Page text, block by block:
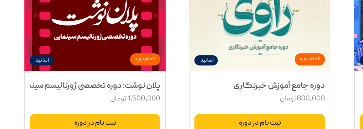
اساتید اتمام دوره
دوره جامع آموزش خبرنگاری
800,000تومان
ثبت نام در دوره
اساتید اتمام دوره
پلان نوشت: دوره تخصصی ژورنالیسم سینمایی
1,500,000تومان
ثبت نام در دوره